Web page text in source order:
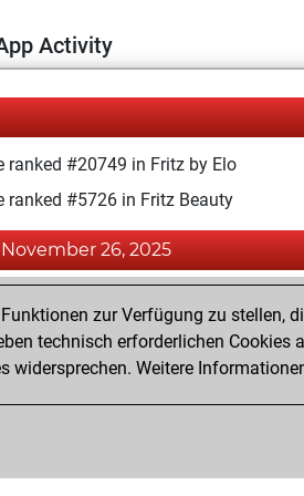
Activity
ranked #20749 in Fritz by Elo
ranked #5726 in Fritz Beauty
26, 2025
a new Elo of 1555
your Fritz account
zur Verfügung zu stellen,
technisch erforderlichen Cookies
widersprechen. Weitere